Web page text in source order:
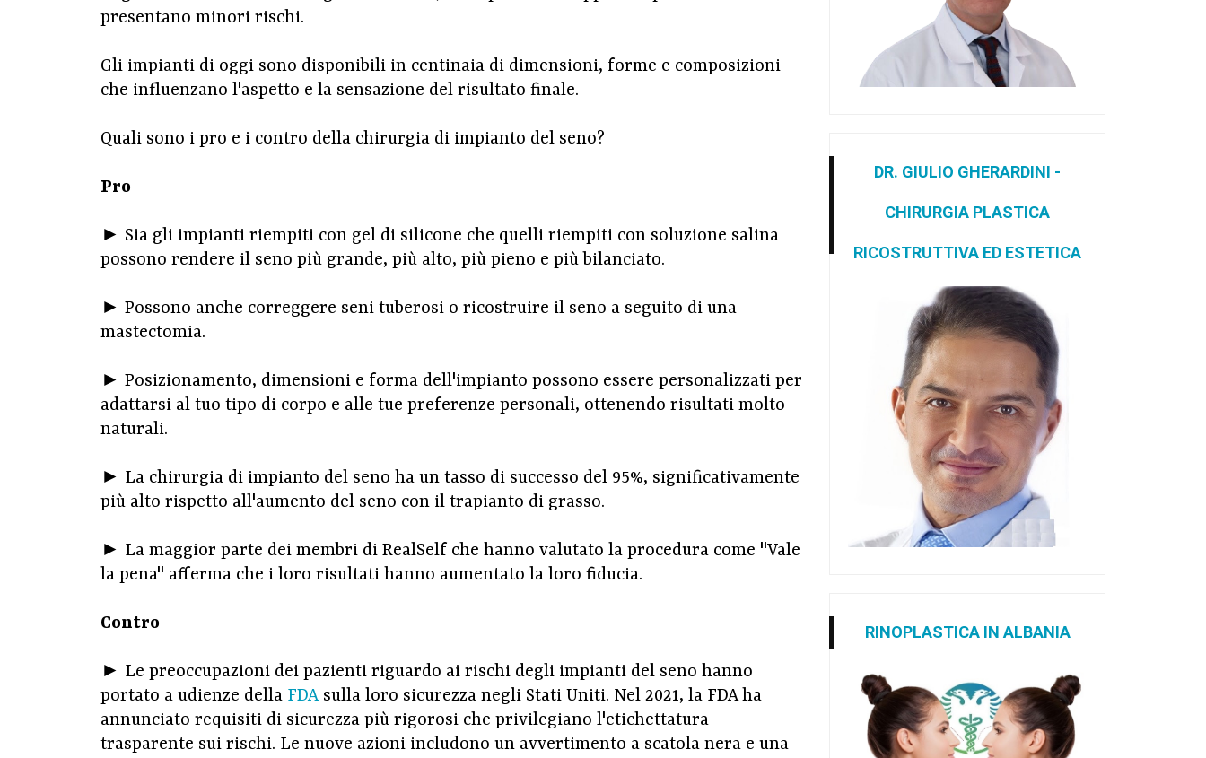
presentano minori rischi.
Gli impianti di oggi sono disponibili in centinaia di dimensioni, forme e composizioni
che influenzano l'aspetto e la sensazione del risultato finale.
Quali sono i pro e i contro della chirurgia di impianto del seno?
Pro
► Sia gli impianti riempiti con gel di silicone che quelli riempiti con soluzione salina
possono rendere il seno più grande, più alto, più pieno e più bilanciato.
► Possono anche correggere seni tuberosi o ricostruire il seno a seguito di una
mastectomia.
► Posizionamento, dimensioni e forma dell'impianto possono essere personalizzati per
adattarsi al tuo tipo di corpo e alle tue preferenze personali, ottenendo risultati molto
naturali.
► La chirurgia di impianto del seno ha un tasso di successo del 95%, significativamente
più alto rispetto all'aumento del seno con il trapianto di grasso.
► La maggior parte dei membri di RealSelf che hanno valutato la procedura come "Vale
la pena" afferma che i loro risultati hanno aumentato la loro fiducia.
Contro
► Le preoccupazioni dei pazienti riguardo ai rischi degli impianti del seno hanno
portato a udienze della FDAsulla loro sicurezza negli Stati Uniti. Nel 2021, la FDA ha
annunciato requisiti di sicurezza più rigorosi che privilegiano l'etichettatura
trasparente sui rischi. Le nuove azioni includono un avvertimento a scatola nera e una
DR. GIULIO GHERARDINI -
CHIRURGIA PLASTICA
RICOSTRUTTIVA ED ESTETICA
RINOPLASTICA IN ALBANIA